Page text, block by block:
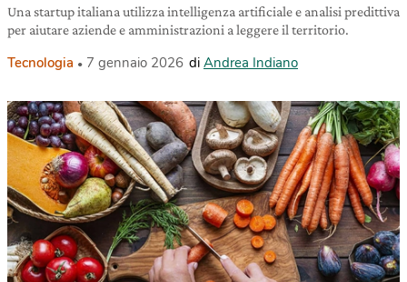
Una startup italiana utilizza intelligenza artificiale e analisi predittiva
per aiutare aziende e amministrazioni a leggere il territorio.
Tecnologia 7 gennaio 2026 di Andrea Indiano